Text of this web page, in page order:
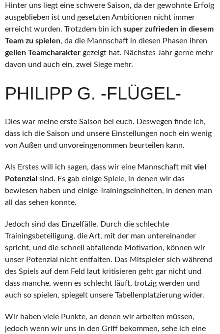
Hinter uns liegt eine schwere Saison, da der gewohnte Erfolg
ausgeblieben ist und gesetzten Ambitionen nicht immer
erreicht wurden. Trotzdem bin ich super zufrieden in diesem
Team zu spielen, da die Mannschaft in diesen Phasen ihren
geilen Teamcharakter gezeigt hat. Nächstes Jahr gerne mehr
davon und auch ein, zwei Siege mehr.
PHILIPP G. -FLÜGEL-
Dies war meine erste Saison bei euch. Deswegen finde ich,
dass ich die Saison und unsere Einstellungen noch ein wenig
von Außen und unvoreingenommen beurteilen kann.
Als Erstes will ich sagen, dass wir eine Mannschaft mit viel
Potenzial sind. Es gab einige Spiele, in denen wir das
bewiesen haben und einige Trainingseinheiten, in denen man
all das sehen konnte.
Jedoch sind das Einzelfälle. Durch die schlechte
Trainingsbeteiligung, die Art, mit der man untereinander
spricht, und die schnell abfallende Motivation, können wir
unser Potenzial nicht entfalten. Das Mitspieler sich während
des Spiels auf dem Feld laut kritisieren geht gar nicht und
dass manche, wenn es schlecht läuft, trotzig werden und
auch so spielen, spiegelt unsere Tabellenplatzierung wider.
Wir haben viele Punkte, an denen wir arbeiten müssen,
jedoch wenn wir uns in den Griff bekommen, sehe ich eine